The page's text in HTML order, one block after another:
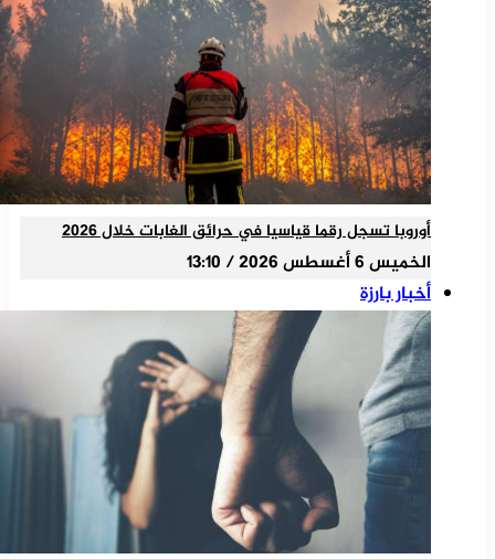
أوروبا تسجل رقما قياسيا في حرائق الغابات خلال 2026
الخميس 6 أغسطس 2026 / 13:10
أخبار بارزة